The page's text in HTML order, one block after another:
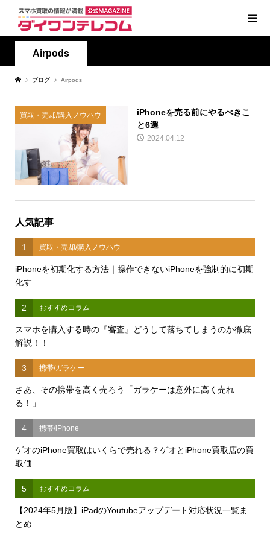
Airpods
ブログ Airpods
買取・売却/購入ノウハウ
iPhoneを売る前にやるべきこ
と6選
2024.04.12
人気記事
1 買取・売却/購入ノウハウ
iPhoneを初期化する方法｜操作できないiPhoneを強制的に初期
化す...
2 おすすめコラム
スマホを購入する時の『審査』どうして落ちてしまうのか徹底
解説！！
3 携帯/ガラケー
さあ、その携帯を高く売ろう「ガラケーは意外に高く売れ
る！」
4 携帯/iPhone
ゲオのiPhone買取はいくらで売れる？ゲオとiPhone買取店の買
取価...
5 おすすめコラム
【2024年5月版】iPadのYoutubeアップデート対応状況一覧ま
とめ